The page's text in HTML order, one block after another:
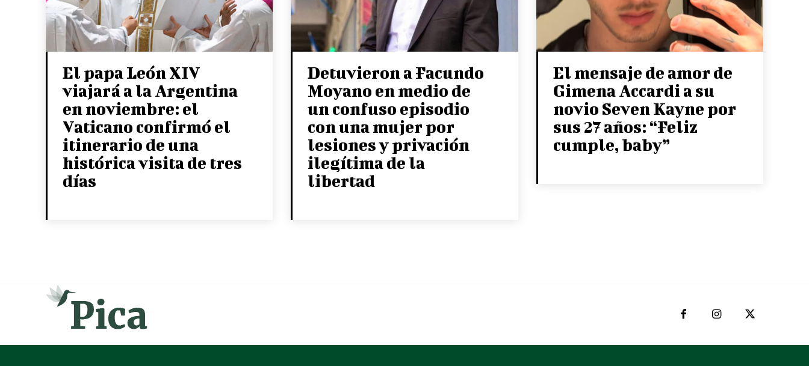
El papa León XIV
viajará a la Argentina
en noviembre: el
Vaticano confirmó el
itinerario de una
histórica visita de tres
días
Detuvieron a Facundo
Moyano en medio de
un confuso episodio
con una mujer por
lesiones y privación
ilegítima de la
libertad
El mensaje de amor de
Gimena Accardi a su
novio Seven Kayne por
sus 27 años: “Feliz
cumple, baby”